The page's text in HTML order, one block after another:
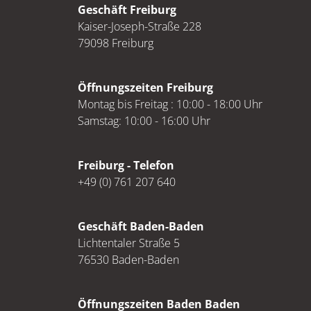
Geschäft Freiburg
Kaiser-Joseph-Straße 228
79098 Freiburg
Öffnungszeiten Freiburg
Montag bis Freitag : 10:00 - 18:00 Uhr
Samstag: 10:00 - 16:00 Uhr
Freiburg - Telefon
+49 (0) 761 207 640
Geschäft Baden-Baden
Lichtentaler Straße 5
76530 Baden-Baden
Öffnungszeiten Baden Baden